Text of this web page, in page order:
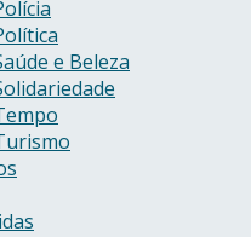
e Beleza